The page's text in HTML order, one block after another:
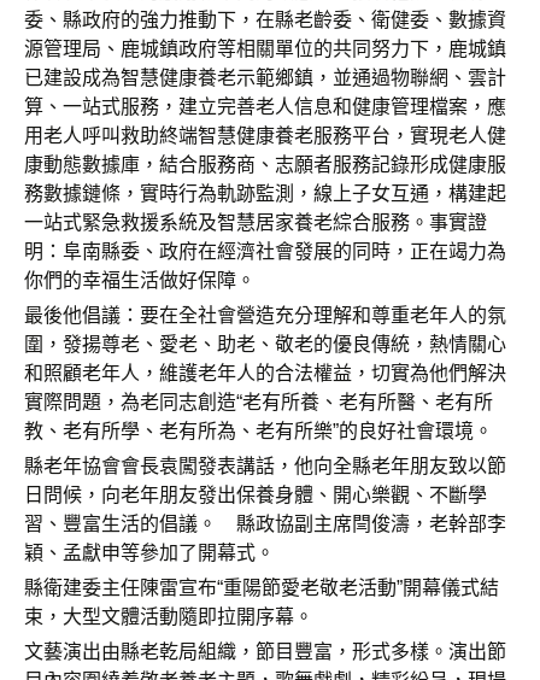
委、縣政府的強力推動下，在縣老齡委、衛健委、數據資
源管理局、鹿城鎮政府等相關單位的共同努力下，鹿城鎮
已建設成為智慧健康養老示範鄉鎮，並通過物聯網、雲計
算、一站式服務，建立完善老人信息和健康管理檔案，應
用老人呼叫救助終端智慧健康養老服務平台，實現老人健
康動態數據庫，結合服務商、志願者服務記錄形成健康服
務數據鏈條，實時行為軌跡監測，線上子女互通，構建起
一站式緊急救援系統及智慧居家養老綜合服務。事實證
明：阜南縣委、政府在經濟社會發展的同時，正在竭力為
你們的幸福生活做好保障。
最後他倡議：要在全社會營造充分理解和尊重老年人的氛
圍，發揚尊老、愛老、助老、敬老的優良傳統，熱情關心
和照顧老年人，維護老年人的合法權益，切實為他們解決
實際問題，為老同志創造“老有所養、老有所醫、老有所
教、老有所學、老有所為、老有所樂”的良好社會環境。
縣老年協會會長袁闖發表講話，他向全縣老年朋友致以節
日問候，向老年朋友發出保養身體、開心樂觀、不斷學
習、豐富生活的倡議。 縣政協副主席閆俊濤，老幹部李
穎、孟獻申等參加了開幕式。
縣衛建委主任陳雷宣布“重陽節愛老敬老活動”開幕儀式結
束，大型文體活動隨即拉開序幕。
文藝演出由縣老乾局組織，節目豐富，形式多樣。演出節